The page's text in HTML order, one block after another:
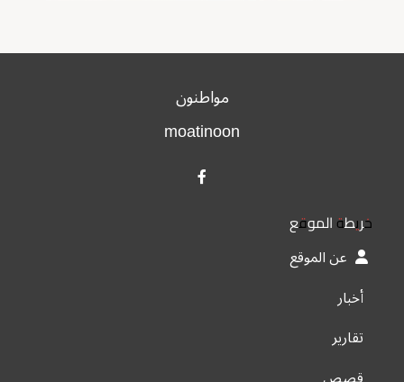
مواطنون
moatinoon
خريطة الموقع
عن الموقع
أخبار
تقارير